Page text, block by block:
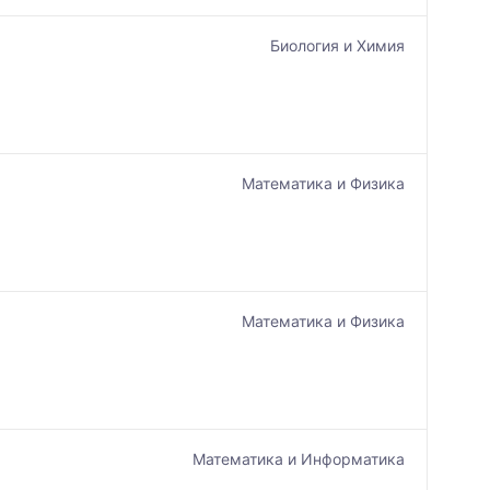
Биология и Химия
Математика и Физика
Математика и Физика
Математика и Информатика